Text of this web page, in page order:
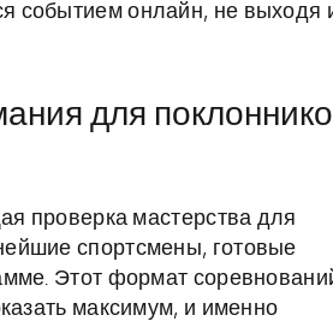
событием онлайн, не выходя
для
проверка мастерства для
спортсмены, готовые
Этот формат
максимум, и именно